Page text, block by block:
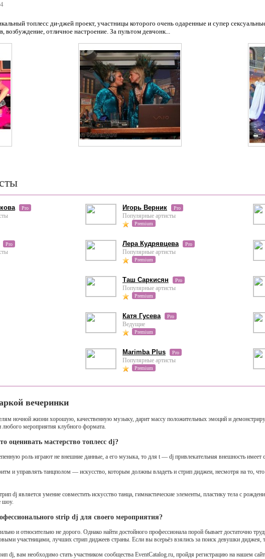
4
топлесс ди-джей проект, участницы которого очень одаренные и супер
возбуждение, отличное настроение. За пультом девчонк...
Pro
Pro
Игорь Верник Pro
Популярные артисты
Premium
Лера Кудрявцева Pro
Популярные артисты
Premium
Таш Саркисян Pro
Популярные артисты
Premium
Катя Гусева Pro
Ведущие
Premium
Marimba Plus Pro
Популярные артисты
Premium
вечеринки
ночной жизни хорошую, качественную музыку, дарит массу положительных эмоций и
любого мероприятия клубного формата.
оценивать мастерство топлесс dj?
роль играют не внешние данные, а его музыка, то для t — dj привлекательная внешность имеет
и управлять танцполом — искусство, которым должны владеть и стрип диджеи, несмотря на то,
dj является умение совместить искусство танца, гимнастические элементы, пластику тела с
шоу.
strip dj для своего мероприятия?
и относительно не дорого. Однако найти достойного профессионала порой бывает достаточно
участницами, лучших стрип диджеев страны. Если вы всерьёз взялись за поиск девушки
dj, вам необходимо стать участником сообщества EventCatalog.ru, пройдя регистрацию на нашем